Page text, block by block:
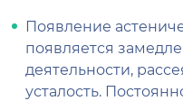
Появление
появляется
деятельности,
усталость.